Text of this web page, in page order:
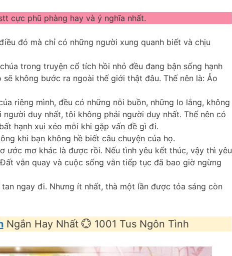
cực phũ phàng hay và ý nghĩa nhất.
đó mà chỉ có những người xung quanh biết và chịu
trong truyện cổ tích hồi nhỏ đều đang bận sống hạnh
không bước ra ngoài thế giới thật đâu. Thế nên là: Ảo
riêng mình, đều có những nỗi buồn, những lo lắng, không
duy nhất, tôi không phải người duy nhất. Thế nên có
hạnh xui xẻo mỗi khi gặp vấn đề gì đi.
khi bạn không hề biết câu chuyện của họ.
ước mơ khác là được rồi. Nếu tình yêu kết thúc, vậy thì yêu
vẫn quay và cuộc sống vẫn tiếp tục đã bao giờ ngừng
ngay đi. Nhưng ít nhất, thà một lần được tỏa sáng còn
Ngắn Hay Nhất 💮 1001 Tus Ngôn Tình